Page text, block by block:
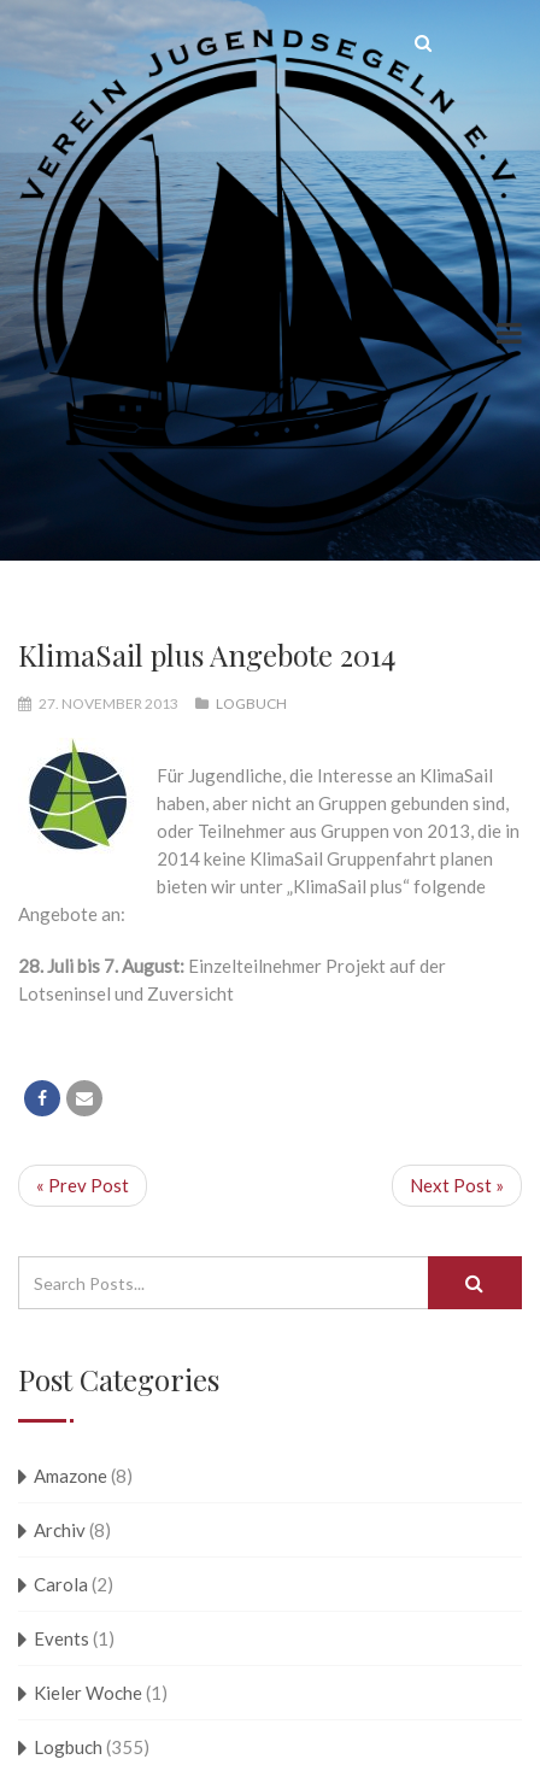
KlimaSail plus Angebote 2014
27. NOVEMBER 2013 LOGBUCH
Für Jugendliche, die Interesse an KlimaSail
haben, aber nicht an Gruppen gebunden sind,
oder Teilnehmer aus Gruppen von 2013, die in
2014 keine KlimaSail Gruppenfahrt planen
bieten wir unter „KlimaSail plus“ folgende
Angebote an:
28. Juli bis 7. August: Einzelteilnehmer Projekt auf der
Lotseninsel und Zuversicht
« Prev Post Next Post »
Post Categories
Amazone(8)
Archiv(8)
Carola (2)
Events (1)
Kieler Woche(1)
Logbuch (355)